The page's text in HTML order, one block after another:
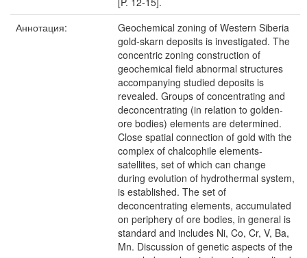
Аннотация:
Geochemical zoning of Western Siberia
gold-skarn deposits is investigated. The
concentric zoning construction of
geochemical field abnormal structures
accompanying studied deposits is
revealed. Groups of concentrating and
deconcentrating (in relation to golden-
ore bodies) elements are determined.
Close spatial connection of gold with the
complex of chalcophile elements-
satellites, set of which can change
during evolution of hydrothermal system,
is established. The set of
deconcentrating elements, accumulated
on periphery of ore bodies, in general is
standard and includes Ni, Co, Cr, V, Ba,
Mn. Discussion of genetic aspects of the